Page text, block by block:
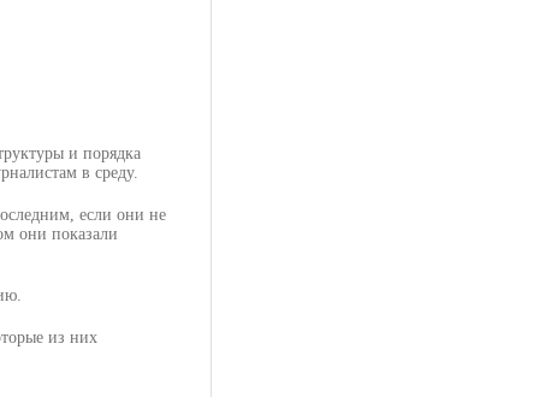
и порядка
в среду.
если они не
они показали
из них